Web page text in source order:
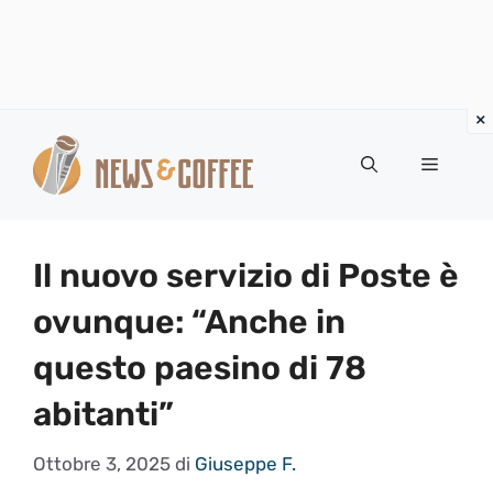
contenuto
Menu
Il nuovo servizio di Poste è
ovunque: “Anche in
questo paesino di 78
abitanti”
Ottobre 3, 2025 di Giuseppe F.